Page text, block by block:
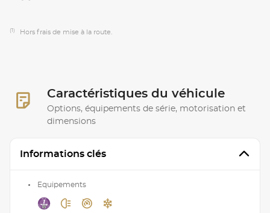
(1) Hors frais de mise à la route.
Caractéristiques du véhicule
Options, équipements de série, motorisation et
dimensions
Informations clés
Equipements